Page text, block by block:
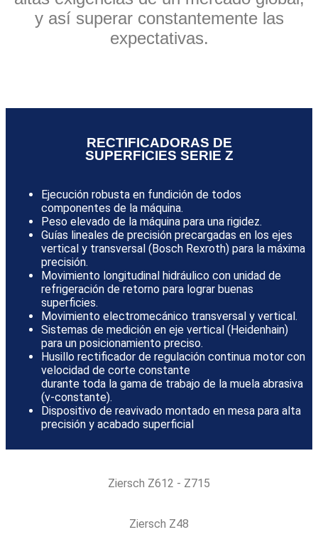
y así superar constantemente las
expectativas.
RECTIFICADORAS DE
SUPERFICIES SERIE Z
Ejecución robusta en fundición de todos
componentes de la máquina.
Peso elevado de la máquina para una rigidez.
Guías lineales de precisión precargadas en los ejes
vertical y transversal (Bosch Rexroth) para la máxima
precisión.
Movimiento longitudinal hidráulico con unidad de
refrigeración de retorno para lograr buenas
superficies.
Movimiento electromecánico transversal y vertical.
Sistemas de medición en eje vertical (Heidenhain)
para un posicionamiento preciso.
Husillo rectificador de regulación continua motor con
velocidad de corte constante
durante toda la gama de trabajo de la muela abrasiva
(v-constante).
Dispositivo de reavivado montado en mesa para alta
precisión y acabado superficial
Ziersch Z612 - Z715
Ziersch Z48